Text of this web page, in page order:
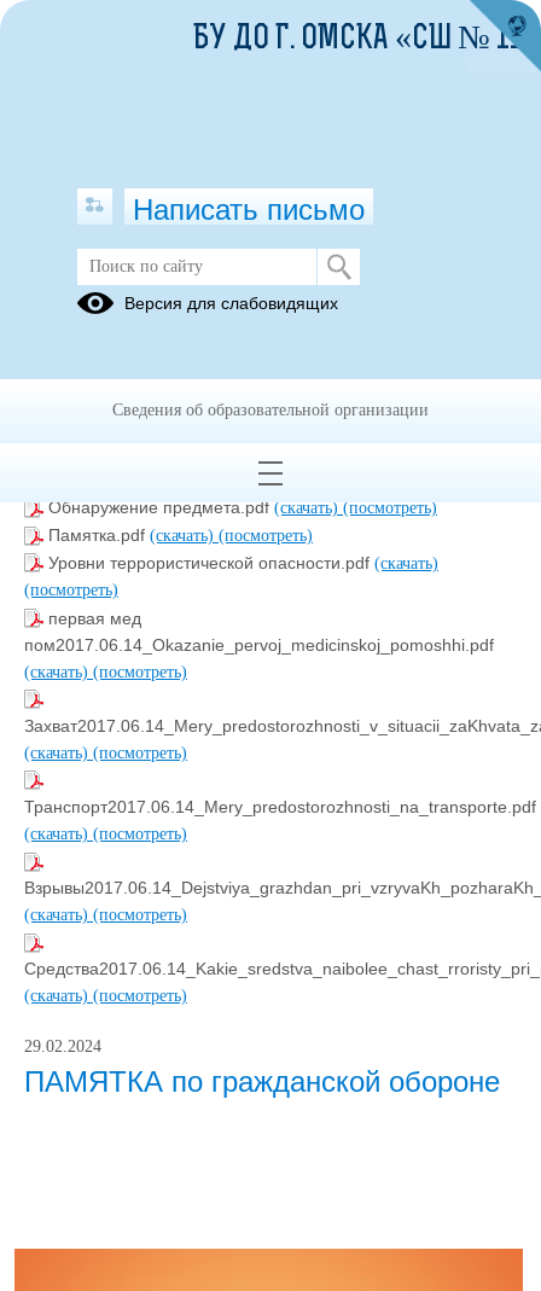
Антитеррор. Экстремальные
ситуации.
Обнаружение предмета.pdf(скачать)(посмотреть)
Памятка.pdf (скачать) (посмотреть)
Уровни террористической опасности.pdf (скачать)
(посмотреть)
первая мед
пом2017.06.14_Okazanie_pervoj_medicinskoj_pomoshhi.pdf
(скачать) (посмотреть)
(скачать) (посмотреть)
Транспорт2017.06.14_Mery_predostorozhnosti_na_transporte.pdf
(скачать) (посмотреть)
(скачать) (посмотреть)
(скачать) (посмотреть)
29.02.2024
ПАМЯТКА по гражданской обороне
БУ ДО Г. ОМСКА «СШ № 11»
Написать письмо
Версия для слабовидящих
Сведения об образовательной организации